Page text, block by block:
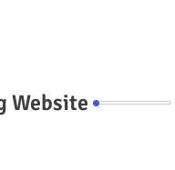
Website